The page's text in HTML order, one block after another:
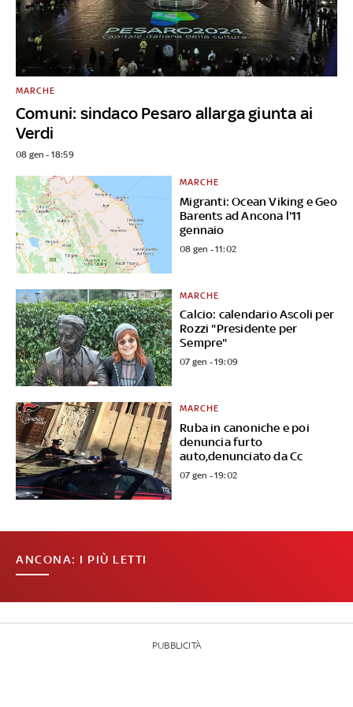
Comuni: sindaco Pesaro allarga giunta ai
Verdi
MARCHE
08 gen - 18:59
Migranti: Ocean Viking e Geo
Barents ad Ancona l'11
gennaio
MARCHE
08 gen - 11:02
Calcio: calendario Ascoli per
Rozzi "Presidente per
Sempre"
MARCHE
07 gen - 19:09
Ruba in canoniche e poi
denuncia furto
auto,denunciato da Cc
MARCHE
07 gen - 19:02
ANCONA: I PIÙ LETTI
PUBBLICITÀ